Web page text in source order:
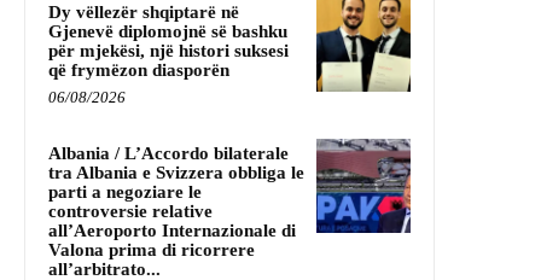
Dy vëllezër shqiptarë në
Gjenevë diplomojnë së bashku
për mjekësi, një histori suksesi
që frymëzon diasporën
06/08/2026
Albania / L’Accordo bilaterale
tra Albania e Svizzera obbliga le
parti a negoziare le
controversie relative
all’Aeroporto Internazionale di
Valona prima di ricorrere
all’arbitrato...